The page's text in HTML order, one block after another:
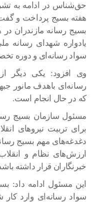
حق‌شناس در ادامه به
هفته بسیج پرداخت و
بسیج رسانه مازندران
یادواره شهدای رسانه
سواد رسانه‌ای و دوره
وی افزود: یکی دیگر
رسانه‌ای باهدف مانور
که در حال انجام است.
مسئول سازمان بسیج
برای تربیت نیروهای
دغدغه‌های مهم بسیج
ارزش‌های نظام و
خبرنگاران قرار داشته
این مسئول ادامه داد:
سواد رسانه‌ای وارد کار